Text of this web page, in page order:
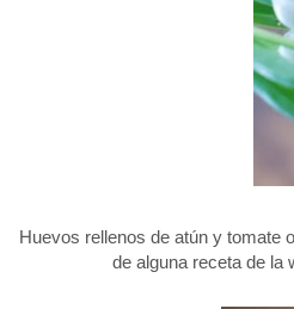
Huevos rellenos de atún y tomate
de alguna receta de la